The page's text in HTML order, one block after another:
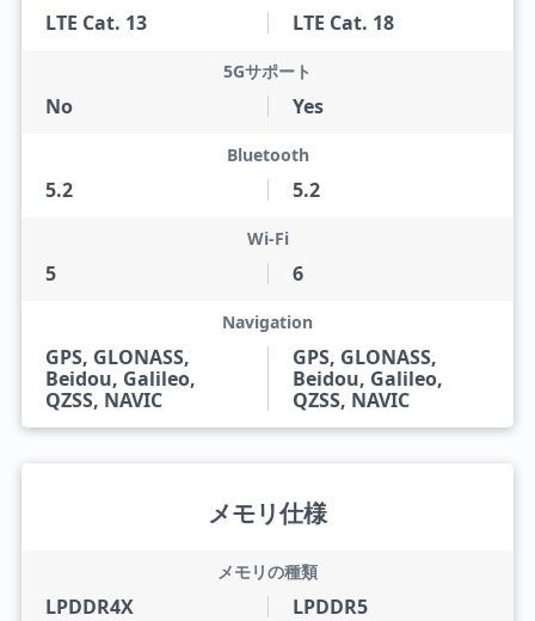
LTE Cat. 13 LTE Cat. 18
No
5Gサポート
Yes
5.2
Bluetooth
5.2
5
Wi-Fi
6
GPS, GLONASS,
Beidou, Galileo,
QZSS, NAVIC
Navigation
GPS, GLONASS,
Beidou, Galileo,
QZSS, NAVIC
メモリ仕様
LPDDR4X
メモリの種類
LPDDR5